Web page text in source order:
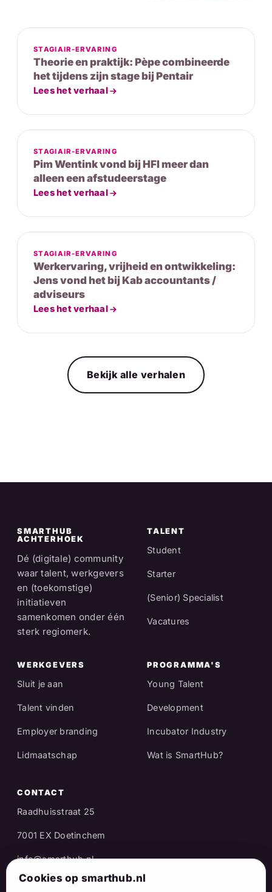
STAGIAIR-ERVARING
Theorie en praktijk: Pèpe combineerde
het tijdens zijn stage bij Pentair
Lees het verhaal
STAGIAIR-ERVARING
Pim Wentink vond bij HFI meer dan
alleen een afstudeerstage
Lees het verhaal
STAGIAIR-ERVARING
Werkervaring, vrijheid en ontwikkeling:
Jens vond het bij Kab accountants /
adviseurs
Lees het verhaal
Bekijk alle verhalen
SMARTHUB
ACHTERHOEK
Dé (digitale) community
waar talent, werkgevers
en (toekomstige)
initiatieven
samenkomen onder één
sterk regiomerk.
TALENT
Student
Starter
(Senior) Specialist
Vacatures
WERKGEVERS
Sluit je aan
Talent vinden
Employer branding
Lidmaatschap
PROGRAMMA'S
Young Talent
Development
Incubator Industry
Wat is SmartHub?
CONTACT
Raadhuisstraat 25
7001 EX Doetinchem
info@smarthub.nl
06 38 06 65 16
Cookies op smarthub.nl